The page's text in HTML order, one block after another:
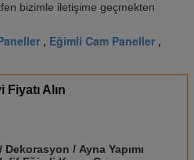
bizimle iletişime geçmekten
, Eğimli Cam Paneller ,
Fiyatı Alın
Dekorasyon / Ayna Yapımı